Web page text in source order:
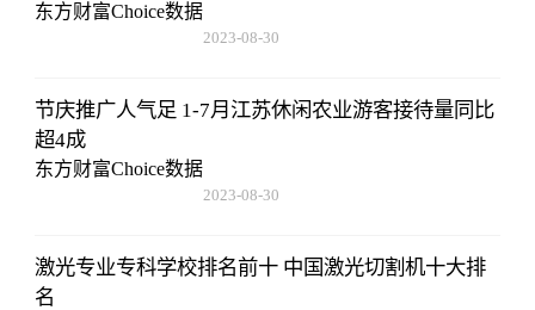
东方财富Choice数据
2023-08-30
节庆推广人气足 1-7月江苏休闲农业游客接待量同比
超4成
东方财富Choice数据
2023-08-30
激光专业专科学校排名前十 中国激光切割机十大排
名